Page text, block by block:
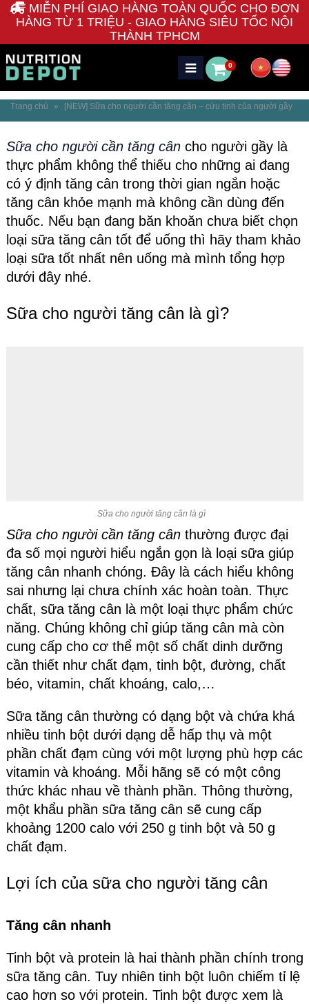
MIỄN PHÍ GIAO HÀNG TOÀN QUỐC CHO ĐƠN
HÀNG TỪ 1 TRIỆU - GIAO HÀNG SIÊU TỐC NỘI
THÀNH TPHCM
0
Trang chủ » [NEW] Sữa cho người cần tăng cân – cứu tinh của người gầy
Sữa cho người cần tăng cân cho người gầy là
thực phẩm không thể thiếu cho những ai đang
có ý định tăng cân trong thời gian ngắn hoặc
tăng cân khỏe mạnh mà không cần dùng đến
thuốc. Nếu bạn đang băn khoăn chưa biết chọn
loại sữa tăng cân tốt để uống thì hãy tham khảo
loại sữa tốt nhất nên uống mà mình tổng hợp
dưới đây nhé.
Sữa cho người tăng cân là gì?
Sữa cho người tăng cân là gì
Sữa cho người cần tăng cân thường được đại
đa số mọi người hiểu ngắn gọn là loại sữa giúp
tăng cân nhanh chóng. Đây là cách hiểu không
sai nhưng lại chưa chính xác hoàn toàn. Thực
chất, sữa tăng cân là một loại thực phẩm chức
năng. Chúng không chỉ giúp tăng cân mà còn
cung cấp cho cơ thể một số chất dinh dưỡng
cần thiết như chất đạm, tinh bột, đường, chất
béo, vitamin, chất khoáng, calo,…
Sữa tăng cân thường có dạng bột và chứa khá
nhiều tinh bột dưới dạng dễ hấp thụ và một
phần chất đạm cùng với một lượng phù hợp các
vitamin và khoáng. Mỗi hãng sẽ có một công
thức khác nhau về thành phần. Thông thường,
một khẩu phần sữa tăng cân sẽ cung cấp
khoảng 1200 calo với 250 g tinh bột và 50 g
chất đạm.
Lợi ích của sữa cho người tăng cân
Tăng cân nhanh
Tinh bột và protein là hai thành phần chính trong
sữa tăng cân. Tuy nhiên tinh bột luôn chiếm tỉ lệ
cao hơn so với protein. Tinh bột được xem là